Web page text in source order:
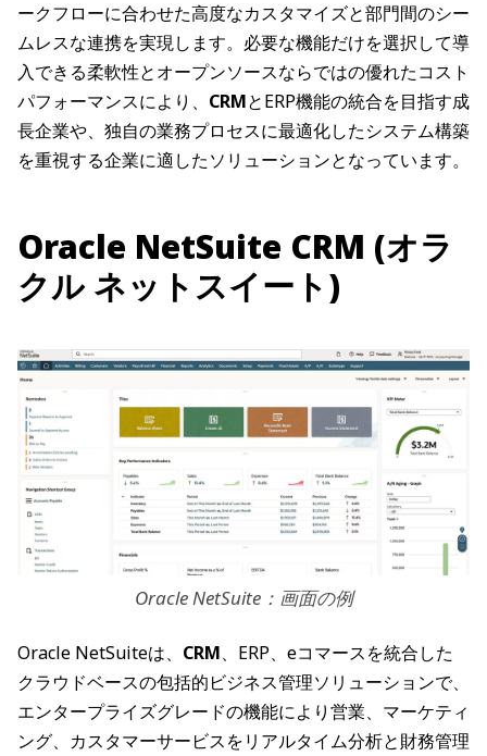
ークフローに合わせた高度なカスタマイズと部門間のシー
ムレスな連携を実現します。必要な機能だけを選択して導
入できる柔軟性とオープンソースならではの優れたコスト
パフォーマンスにより、 CRMとERP機能の統合を目指す成
長企業や、独自の業務プロセスに最適化したシステム構築
を重視する企業に適したソリューションとなっています。
Oracle NetSuite CRM (オラ
クル ネットスイート)
Oracle NetSuite：画面の例
Oracle NetSuiteは、 CRM、ERP、eコマースを統合した
クラウドベースの包括的ビジネス管理ソリューションで、
エンタープライズグレードの機能により営業、マーケティ
ング、カスタマーサービスをリアルタイム分析と財務管理